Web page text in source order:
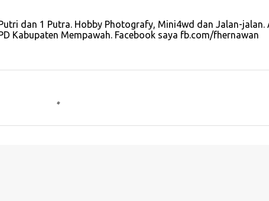
dan 1 Putra. Hobby Photografy, Mini4wd dan Jalan-jalan.
Kabupaten Mempawah. Facebook saya fb.com/fhernawan